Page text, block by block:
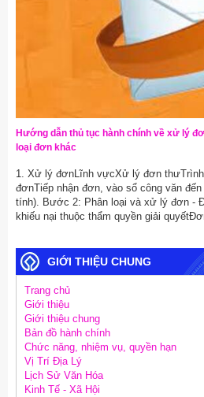
Hướng dẫn thủ tục hành chính về xử lý
loại đơn khác
1. Xử lý đơnLĩnh vựcXử lý đơn
đơnTiếp nhận đơn, vào sổ công văn
tính). Bước 2: Phân loại và xử lý đơn -
khiếu nại thuộc thẩm quyền giải
GIỚI THIỆU CHUNG
Trang chủ
Giới thiệu
Giới thiệu chung
Bản đồ hành chính
Chức năng, nhiệm vụ, quyền hạn
Vị Trí Địa Lý
Lịch Sử Văn Hóa
Kinh Tế - Xã Hội